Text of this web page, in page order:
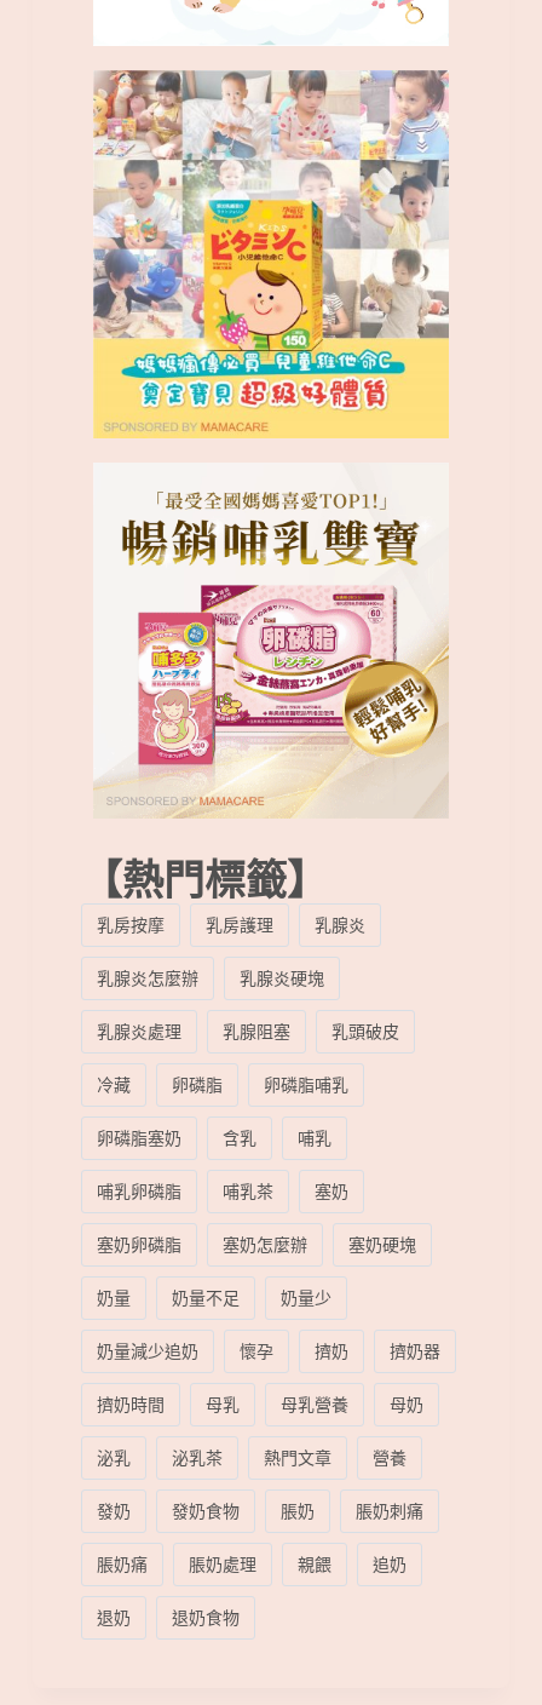
【熱門標籤】
乳房按摩 乳房護理
乳腺炎
乳腺炎怎麼辦
乳腺炎硬塊
乳腺炎處理
乳腺阻塞
乳頭破皮
冷藏
卵磷脂
卵磷脂哺乳
卵磷脂塞奶
含乳
哺乳
哺乳卵磷脂
哺乳茶
塞奶
塞奶卵磷脂
塞奶怎麼辦
塞奶硬塊
奶量
奶量不足
奶量少
奶量減少追奶
懷孕 擠奶
擠奶器
擠奶時間
母乳 母乳營養
母奶
泌乳
泌乳茶 熱門文章
營養
發奶
發奶食物 脹奶
脹奶刺痛
脹奶痛
脹奶處理 親餵
追奶
退奶
退奶食物